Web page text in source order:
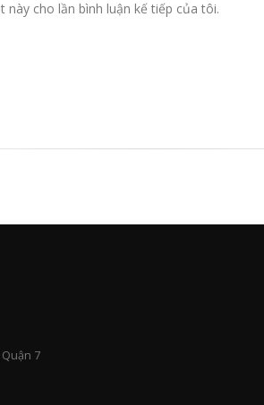
cho lần bình luận kế tiếp của tôi.
7